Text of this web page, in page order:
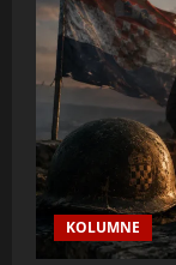
KOLUMNE